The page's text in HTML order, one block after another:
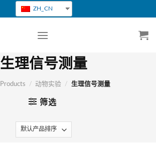
ZH_CN
生理信号测量
Products / 动物实验 / 生理信号测量
筛选